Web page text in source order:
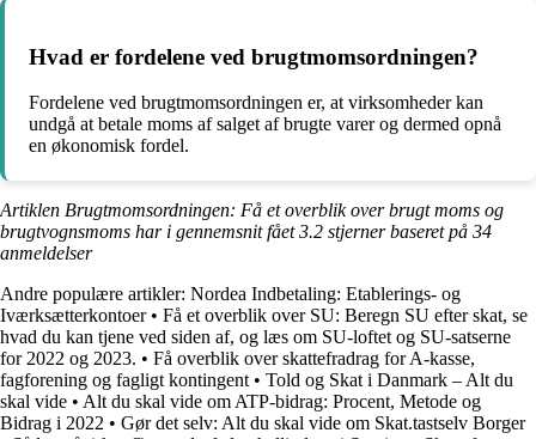
Hvad er fordelene ved brugtmomsordningen?
Fordelene ved brugtmomsordningen er, at virksomheder kan
undgå at betale moms af salget af brugte varer og dermed opnå
en økonomisk fordel.
Artiklen Brugtmomsordningen: Få et overblik over brugt moms og
brugtvognsmoms har i gennemsnit fået3.2 stjerner baseret på 34
anmeldelser
Andre populære artikler: Nordea Indbetaling: Etablerings- og
Iværksætterkontoer• Få et overblik over SU: Beregn SU efter skat, se
hvad du kan tjene ved siden af, og læs om SU-loftet og SU-satserne
for 2022 og 2023. • Få overblik over skattefradrag for A-kasse,
fagforening og fagligt kontingent • Told og Skat i Danmark – Alt du
skal vide • Alt du skal vide om ATP-bidrag: Procent, Metode og
Bidrag i 2022 • Gør det selv: Alt du skal vide om Skat.tastselv Borger